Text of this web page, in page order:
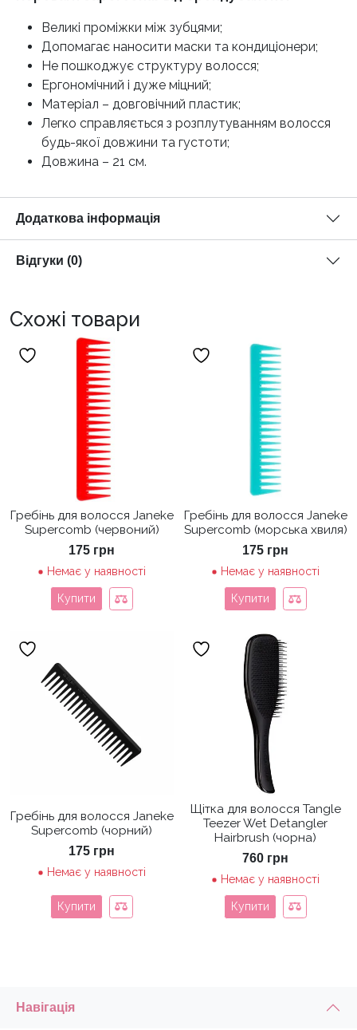
Великі проміжки між зубцями;
Допомагає наносити маски та кондиціонери;
Не пошкоджує структуру волосся;
Ергономічний і дуже міцний;
Матеріал – довговічний пластик;
Легко справляється з розплутуванням волосся
будь-якої довжини та густоти;
Довжина – 21 см.
Додаткова інформація
Відгуки (0)
Схожі товари
Гребінь для волосся Janeke
Supercomb (червоний)
175 грн
Немає у наявності
Купити
Гребінь для волосся Janeke
Supercomb (морська хвиля)
175 грн
Немає у наявності
Купити
Гребінь для волосся Janeke
Supercomb (чорний)
175 грн
Немає у наявності
Купити
Щітка для волосся Tangle
Teezer Wet Detangler
Hairbrush (чорна)
760 грн
Немає у наявності
Купити
Навігація